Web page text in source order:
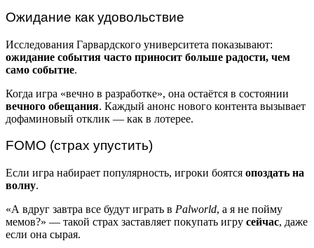
Ожидание как удовольствие
Исследования Гарвардского университета показывают:
ожидание события часто приносит больше радости, чем
само событие.
Когда игра «вечно в разработке», она остаётся в состоянии
вечного обещания. Каждый анонс нового контента вызывает
дофаминовый отклик — как в лотерее.
FOMO (страх упустить)
Если игра набирает популярность, игроки боятся опоздать на
волну.
«А вдруг завтра все будут играть в Palworld, а я не пойму
мемов?» — такой страх заставляет покупать игру сейчас, даже
если она сырая.